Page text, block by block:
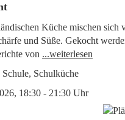
Küche mischen sich
und Süße. Gekocht
von ...weiterlesen
Schulküche
18:30 - 21:30 Uhr